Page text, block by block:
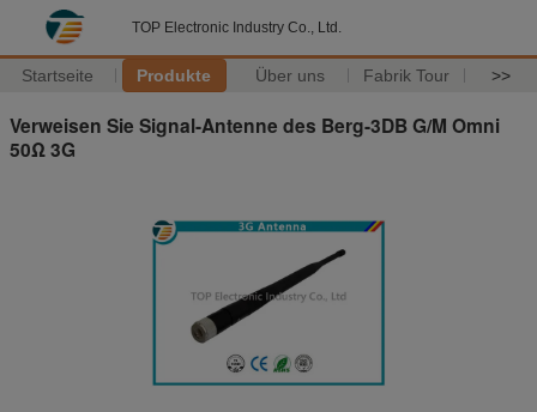
TOP Electronic Industry Co., Ltd.
Startseite Produkte Über uns Fabrik Tour >>
Verweisen Sie Signal-Antenne des Berg-3DB G/M Omni
50Ω 3G